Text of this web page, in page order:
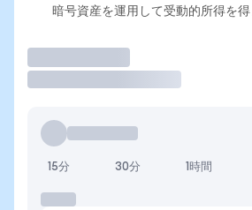
暗号資産を運用して受動的所得を得
15分 30分 1時間